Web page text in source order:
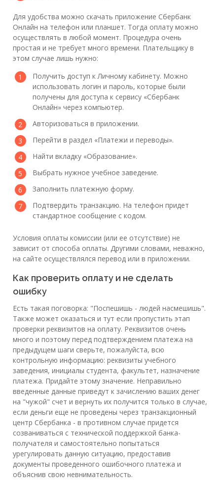
Для удобства можно скачать приложение Сбербанк
Онлайн на телефон или планшет. Тогда оплату можно
осуществлять в любой момент. Процедура очень
простая и не требует много времени. Плательщику в
этом случае лишь нужно:
Получить доступ к Личному кабинету. Можно
использовать логин и пароль, которые были
получены для доступа к сервису «Сбербанк
Онлайн» через компьютер.
Авторизоваться в приложении.
Перейти в раздел «Платежи и переводы».
Найти вкладку «Образование».
Выбрать нужное учебное заведение.
Заполнить платежную форму.
Подтвердить транзакцию. На телефон придет
стандартное сообщение с кодом.
Условия оплаты комиссии (или ее отсутствие) не
зависит от способа оплаты. Другими словами, неважно,
на сайте осуществлялся перевод или в приложении.
Как проверить оплату и не сделать
ошибку
Есть такая поговорка: "Поспешишь - людей насмешишь".
Также может оказаться и тут если пропустить этап
проверки реквизитов на оплату. Реквизитов очень
много и поэтому перед подтверждением платежа на
предыдущем шаги сверьте, пожалуйста, всю
контрольную информацию: реквизиты учебного
заведения, инициалы студента, факультет, назначение
платежа. Придайте этому значение. Неправильно
введенные данные приведут к зачислению ваших денег
на "чужой" счет и вернуть их получится только в случае,
если деньги еще не проведены через транзакционный
центр Сбербанка - в противном случае придется
созваниваться с технической поддержкой банка-
получателя и самостоятельно попытаться
урегулировать данную ситуацию, предоставив
документы проведенного ошибочного платежа и
объяснив свою невнимательность.